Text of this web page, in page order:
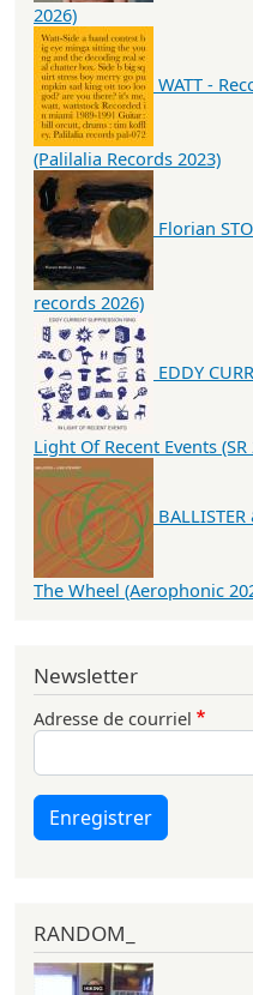
2026)
WATT -
(Palilalia Records 2023)
Florian
records 2026)
EDDY
Light Of Recent Events (SR
The Wheel (Aerophonic
Newsletter
Adresse de courriel
Enregistrer
RANDOM_